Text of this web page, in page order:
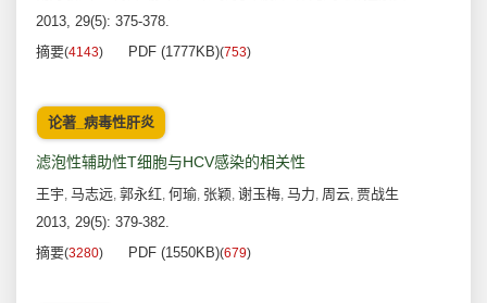
2013, 29(5): 375-378.
摘要(4143) PDF (1777KB)(753)
论著_病毒性肝炎
滤泡性辅助性T细胞与HCV感染的相关性
王宇, 马志远, 郭永红, 何瑜, 张颖, 谢玉梅, 马力, 周云, 贾战生
2013, 29(5): 379-382.
摘要(3280) PDF (1550KB)(679)